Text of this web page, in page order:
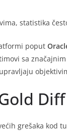
statistika
poput
sa
grešaka kod